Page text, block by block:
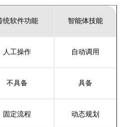
统软件功能 智能体技能
人工操作 自动调用
不具备 具备
固定流程 动态规划